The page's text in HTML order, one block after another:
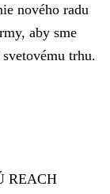
nového radu
aby sme
trhu.
REACH